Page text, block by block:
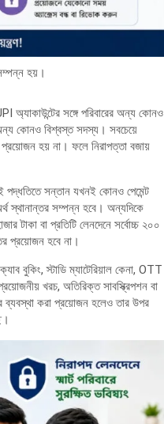
হয়।
অ্যাকাউন্টের সঙ্গে পরিবারের অন্য কোনও
কোনও বিশ্বস্ত সদস্য। সবচেয়ে
হয় না। ফলে নিরাপত্তা বজায়
পদ্ধতিতে সন্তান যখনই কোনও পেমেন্ট
স্থানান্তর সম্পন্ন হবে। অন্যদিকে
টাকা বা প্রতিটি লেনদেনে সর্বোচ্চ ২০০
প্রয়োজন হবে না।
বুকিং, স্টাডি ম্যাটেরিয়াল কেনা, OTT
খরচ, অতিরিক্ত সাবস্ক্রিপশন বা
ব্যবস্থা করা প্রয়োজন হলেও তার উপর